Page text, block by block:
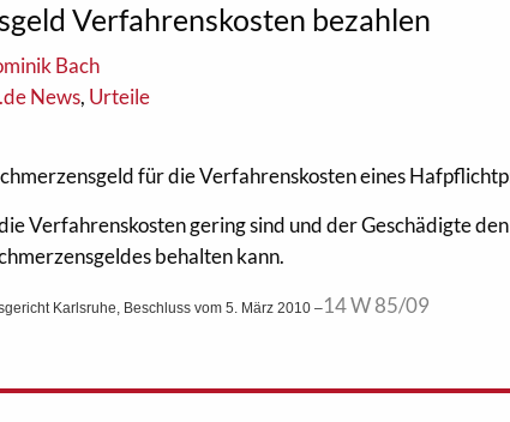
Verfahrenskosten bezahlen
Bach
News, Urteile
für die Verfahrenskosten eines
Verfahrenskosten gering sind und der Geschädigte
behalten kann.
Karlsruhe, Beschluss vom 5. März 2010 –14 W 85/09